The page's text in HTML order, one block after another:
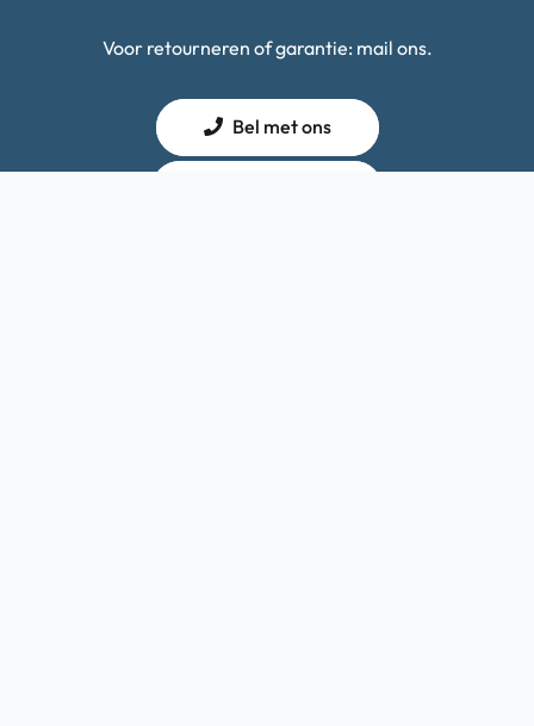
Voor retourneren of garantie: mail ons.
Bel met ons